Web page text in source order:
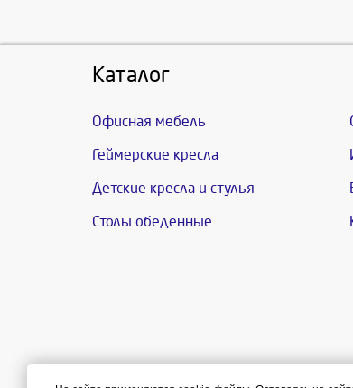
Каталог
Офисная мебель
Геймерские кресла
Детские кресла и стулья
Столы обеденные